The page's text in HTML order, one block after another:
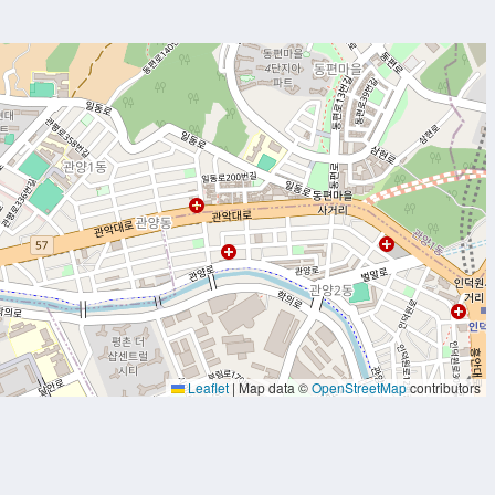
Leaflet | Map data ©OpenStreetMapcontributors